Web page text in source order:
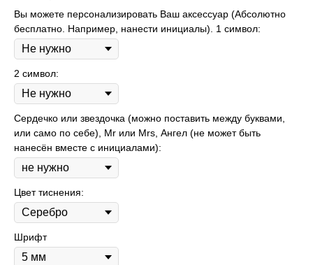
Вы можете персонализировать Ваш аксессуар (Абсолютно
бесплатно. Например, нанести инициалы). 1 символ:
2 символ:
Сердечко или звездочка (можно поставить между буквами,
или само по себе), Mr или Mrs, Ангел (не может быть
нанесён вместе с инициалами):
Цвет тиснения:
Шрифт